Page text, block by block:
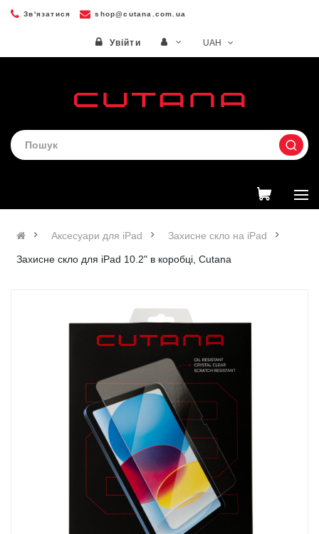
Зв'язатися shop@cutana.com.ua
Увійти
Аксесуари для iPad Захисне скло на iPad
Захисне скло для iPad 10.2" в коробці, Cutana